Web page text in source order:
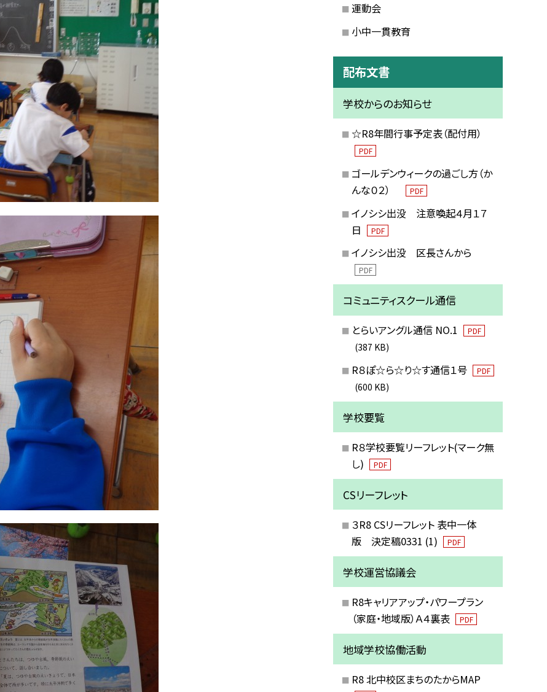
運動会
小中一貫教育
配布文書
学校からのお知らせ
☆R8年間行事予定表（配付用）
PDF
ゴールデンウィークの過ごし方（か
んな０２）
PDF
イノシシ出没 注意喚起４月１７
日
PDF
イノシシ出没 区長さんから
PDF
コミュニティスクール通信
とらいアングル通信 NO.1 PDF
(387 KB)
R８ぽ☆ら☆り☆す通信１号 PDF
(600 KB)
学校要覧
R８学校要覧リーフレット(マーク無
し)
PDF
CSリーフレット
３R8 CSリーフレット 表中一体
版 決定稿0331 (1)
PDF
学校運営協議会
R8キャリアアップ・パワープラン
（家庭・地域版）Ａ４裏表
PDF
地域学校協働活動
R8 北中校区まちのたからMAP